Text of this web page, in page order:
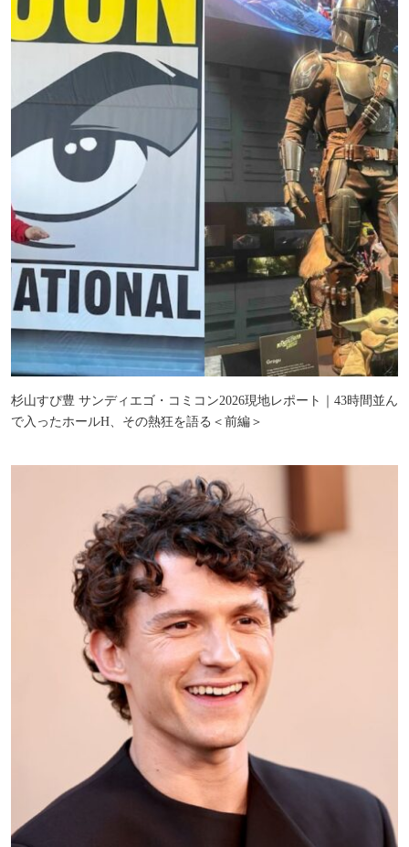
杉山すぴ豊 サンディエゴ・コミコン2026現地レポート｜43時間並ん
で入ったホールH、その熱狂を語る＜前編＞